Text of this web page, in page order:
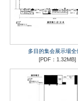
多目的集会展示場全
[PDF：1.32MB]